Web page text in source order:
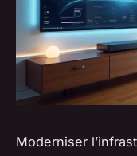
Moderniser